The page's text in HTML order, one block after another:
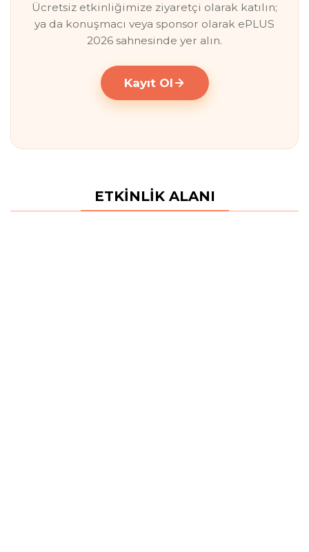
Ücretsiz etkinliğimize ziyaretçi olarak katılın;
ya da konuşmacı veya sponsor olarak ePLUS
2026 sahnesinde yer alın.
Kayıt Ol
ETKİNLİK ALANI